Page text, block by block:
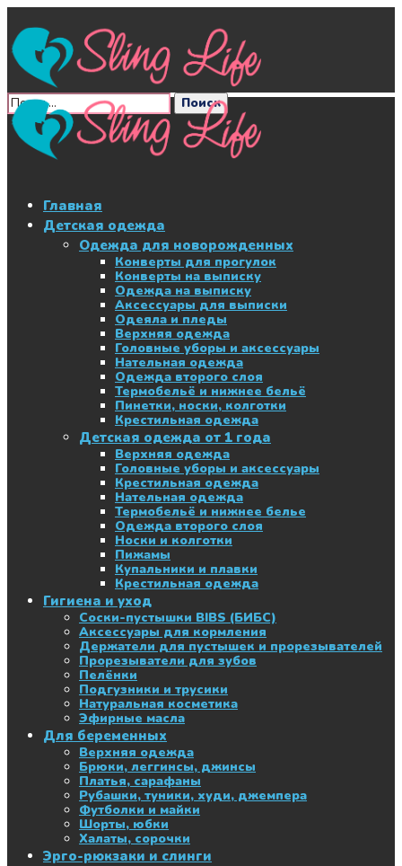
Главная
Детская одежда
Одежда для новорожденных
Конверты для прогулок
Конверты на выписку
Одежда на выписку
Аксессуары для выписки
Одеяла и пледы
Верхняя одежда
Головные уборы и аксессуары
Нательная одежда
Одежда второго слоя
Термобельё и нижнее бельё
Пинетки, носки, колготки
Крестильная одежда
Детская одежда от 1 года
Верхняя одежда
Головные уборы и аксессуары
Крестильная одежда
Нательная одежда
Термобельё и нижнее белье
Одежда второго слоя
Носки и колготки
Пижамы
Купальники и плавки
Крестильная одежда
Гигиена и уход
Соски-пустышки BIBS (БИБС)
Аксессуары для кормления
Держатели для пустышек и прорезывателей
Прорезыватели для зубов
Пелёнки
Подгузники и трусики
Натуральная косметика
Эфирные масла
Для беременных
Верхняя одежда
Брюки, леггинсы, джинсы
Платья, сарафаны
Рубашки, туники, худи, джемпера
Футболки и майки
Шорты, юбки
Халаты, сорочки
Эрго-рюкзаки и слинги